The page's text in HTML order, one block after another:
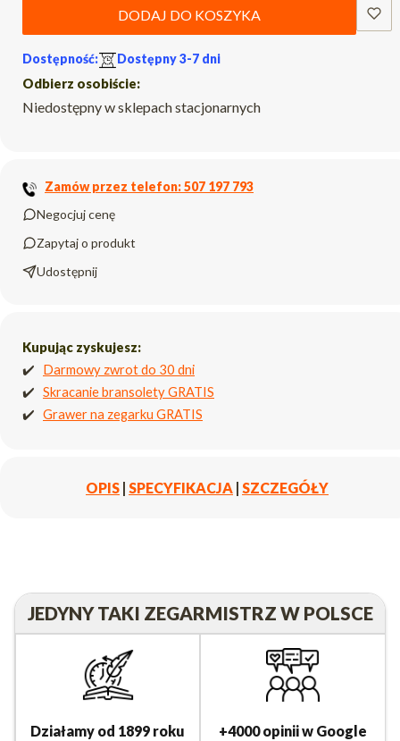
DODAJ DO KOSZYKA
Dostępność:
Dostępny 3-7 dni
Odbierz osobiście:
Niedostępny w sklepach stacjonarnych
Zamów przez telefon: 507 197 793
Negocjuj cenę
Zapytaj o produkt
Udostępnij
Kupując zyskujesz:
✔️ Darmowy zwrot do 30 dni
✔️ Skracanie bransolety GRATIS
✔️ Grawer na zegarku GRATIS
OPIS SPECYFIKACJA SZCZEGÓŁY
JEDYNY TAKI ZEGARMISTRZ W POLSCE
Działamy od 1899 roku +4000 opinii w Google